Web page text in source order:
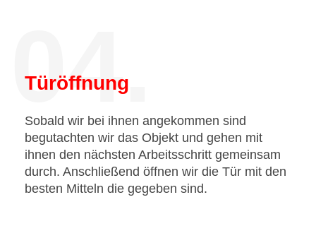
04.
Türöffnung
Sobald wir bei ihnen angekommen sind
begutachten wir das Objekt und gehen mit
ihnen den nächsten Arbeitsschritt gemeinsam
durch. Anschließend öffnen wir die Tür mit den
besten Mitteln die gegeben sind.